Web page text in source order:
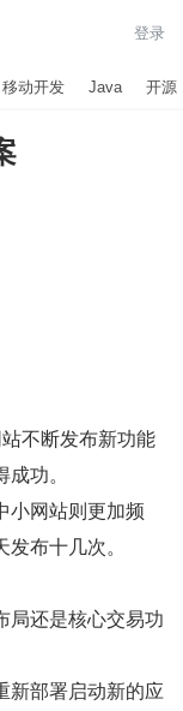
登录
移动开发 Java 开源
不断发布新功能
功。
小网站则更加频
布十几次。
局还是核心交易功
新部署启动新的应